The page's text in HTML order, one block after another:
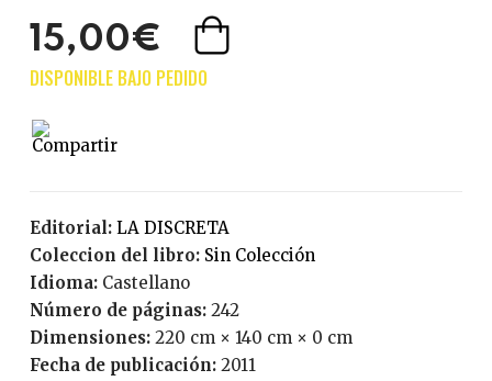
15,00€
Editorial:
LA DISCRETA
Coleccion del libro:
Sin Colección
Idioma:
Castellano
Número de páginas:
242
Dimensiones: 220 cm × 140 cm × 0 cm
Fecha de publicación:
2011